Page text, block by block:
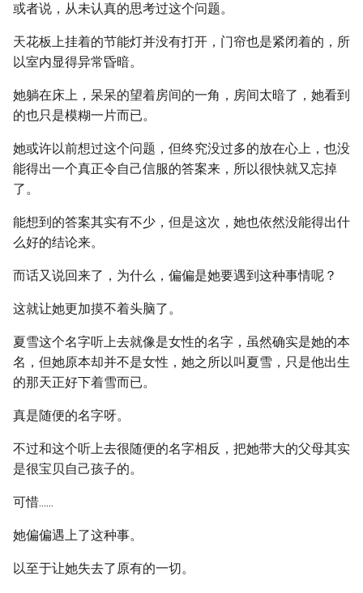
或者说，从未认真的思考过这个问题。
天花板上挂着的节能灯并没有打开，门帘也是紧闭着的，所
以室内显得异常昏暗。
她躺在床上，呆呆的望着房间的一角，房间太暗了，她看到
的也只是模糊一片而已。
她或许以前想过这个问题，但终究没过多的放在心上，也没
能得出一个真正令自己信服的答案来，所以很快就又忘掉
了。
能想到的答案其实有不少，但是这次，她也依然没能得出什
么好的结论来。
而话又说回来了，为什么，偏偏是她要遇到这种事情呢？
这就让她更加摸不着头脑了。
夏雪这个名字听上去就像是女性的名字，虽然确实是她的本
名，但她原本却并不是女性，她之所以叫夏雪，只是他出生
的那天正好下着雪而已。
真是随便的名字呀。
不过和这个听上去很随便的名字相反，把她带大的父母其实
是很宝贝自己孩子的。
可惜......
她偏偏遇上了这种事。
以至于让她失去了原有的一切。